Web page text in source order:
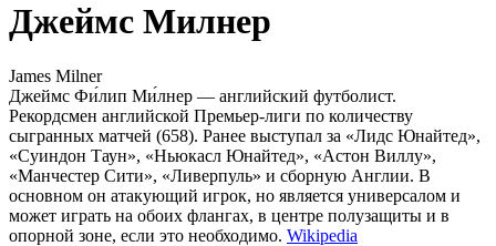
Джеймс Милнер
James Milner
Джеймс Фи́лип Ми́лнер — английский футболист.
Рекордсмен английской Премьер-лиги по количеству
сыгранных матчей (658). Ранее выступал за «Лидс Юнайтед»,
«Суиндон Таун», «Ньюкасл Юнайтед», «Астон Виллу»,
«Манчестер Сити», «Ливерпуль» и сборную Англии. В
основном он атакующий игрок, но является универсалом и
может играть на обоих флангах, в центре полузащиты и в
опорной зоне, если это необходимо. Wikipedia